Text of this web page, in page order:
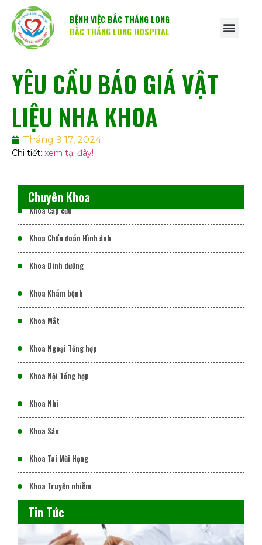
BỆNH VIỆC BẮC THĂNG LONG
BẮC THĂNG LONG HOSPITAL
YÊU CẦU BÁO GIÁ VẬT
LIỆU NHA KHOA
Tháng 9 17, 2024
Chi tiết: xem tại đây!
Chuyên Khoa
Khoa Cấp cứu
Khoa Chẩn đoán Hình ảnh
Khoa Dinh dưỡng
Khoa Khám bệnh
Khoa Mắt
Khoa Ngoại Tổng hợp
Khoa Nội Tổng hợp
Khoa Nhi
Khoa Sản
Khoa Tai Mũi Họng
Khoa Truyền nhiễm
Tin Tức